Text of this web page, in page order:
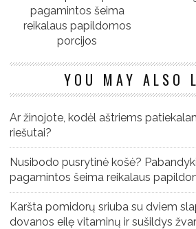
pagamintos šeima
reikalaus papildomos
porcijos
YOU MAY ALSO
Ar žinojote, kodėl aštriems
riešutai?
Nusibodo pusrytinė košė?
pagamintos šeima reikalaus
Karšta pomidorų sriuba su dviem
dovanos eilę vitaminų ir sušildys